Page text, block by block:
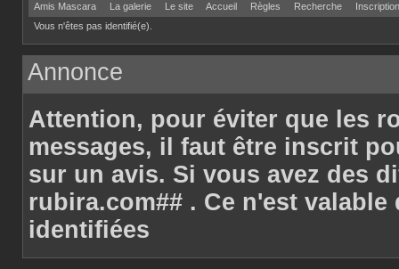
Amis Mascara La galerie Le site Accueil Règles Recherche
Inscription
Vous n'êtes pas identifié(e).
Annonce
Attention, pour éviter que les
messages, il faut être inscrit
sur un avis. Si vous avez des
rubira.com## . Ce n'est
identifiées